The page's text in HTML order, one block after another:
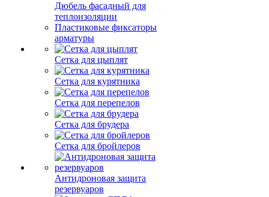
Дюбель фасадный для
теплоизоляции
Пластиковые фиксаторы
арматуры
Сетка для цыплят
Сетка для курятника
Сетка для перепелов
Сетка для брудера
Сетка для бройлеров
Антидроновая защита
резервуаров